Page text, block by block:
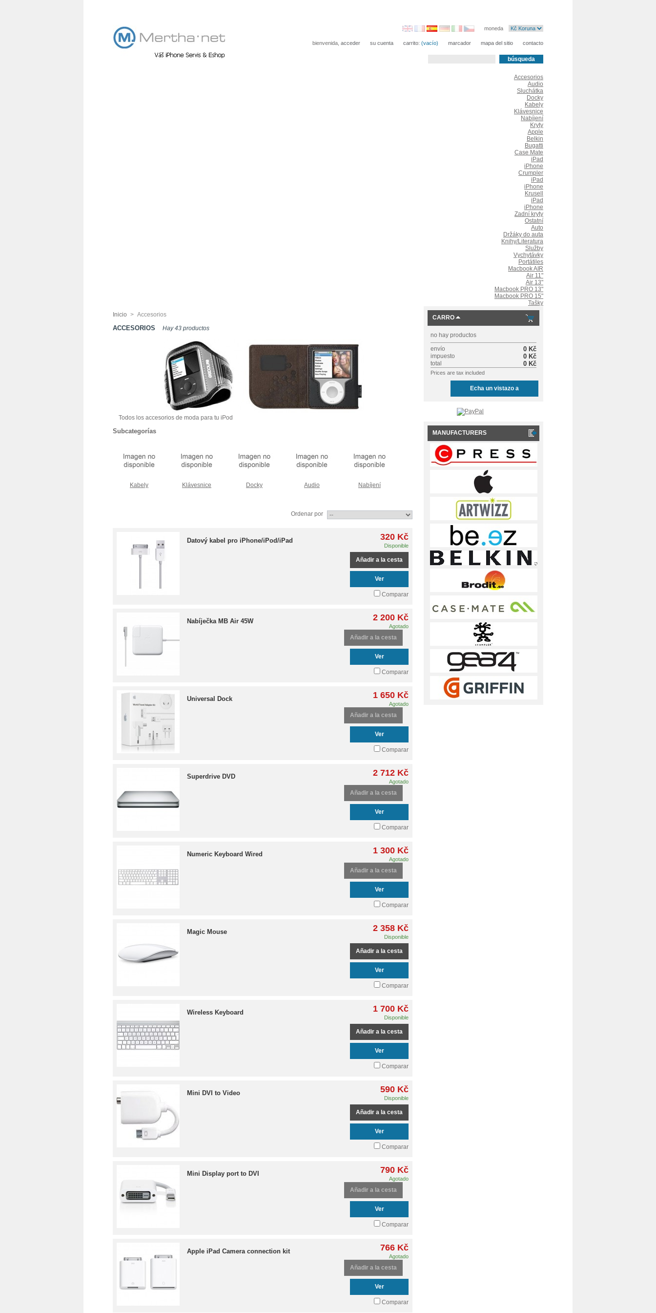
moneda
contacto
mapa del sitio
marcador
carrito: (vacío)
su cuenta
bienvenida, acceder
Accesorios
Audio
Sluchátka
Docky
Kabely
Klávesnice
Nabíjení
Kryty
Apple
Belkin
Bugatti
Case Mate
iPad
iPhone
Crumpler
iPad
iPhone
Krusell
iPad
iPhone
Zadní kryty
Ostatní
Auto
Držáky do auta
Knihy/Literatura
Služby
Vychytávky
Portátiles
Macbook AIR
Air 11"
Air 13"
Macbook PRO 13"
Macbook PRO 15"
Tašky
Inicio > Accesorios
ACCESORIOS Hay 43 productos
Todos los accesorios de moda para tu iPod
Subcategorías
Kabely Klávesnice Docky Audio Nabíjení
Ordenar por
Datový kabel pro iPhone/iPod/iPad 320 Kč
Disponible
Añadir a la cesta
Ver
Comparar
Nabíječka MB Air 45W 2 200 Kč
Agotado
Añadir a la cesta
Ver
Comparar
Universal Dock 1 650 Kč
Agotado
Añadir a la cesta
Ver
Comparar
Superdrive DVD 2 712 Kč
Agotado
Añadir a la cesta
Ver
Comparar
Numeric Keyboard Wired 1 300 Kč
Agotado
Añadir a la cesta
Ver
Comparar
Magic Mouse 2 358 Kč
Disponible
Añadir a la cesta
Ver
Comparar
Wireless Keyboard 1 700 Kč
Disponible
Añadir a la cesta
Ver
Comparar
Mini DVI to Video 590 Kč
Disponible
Añadir a la cesta
Ver
Comparar
Mini Display port to DVI 790 Kč
Agotado
Añadir a la cesta
Ver
Comparar
Apple iPad Camera connection kit 766 Kč
Agotado
Añadir a la cesta
Ver
Comparar
CARRO
no hay productos
envío
0 Kč
impuesto 0 Kč
total 0 Kč
Prices are tax included
Echa un vistazo a
MANUFACTURERS